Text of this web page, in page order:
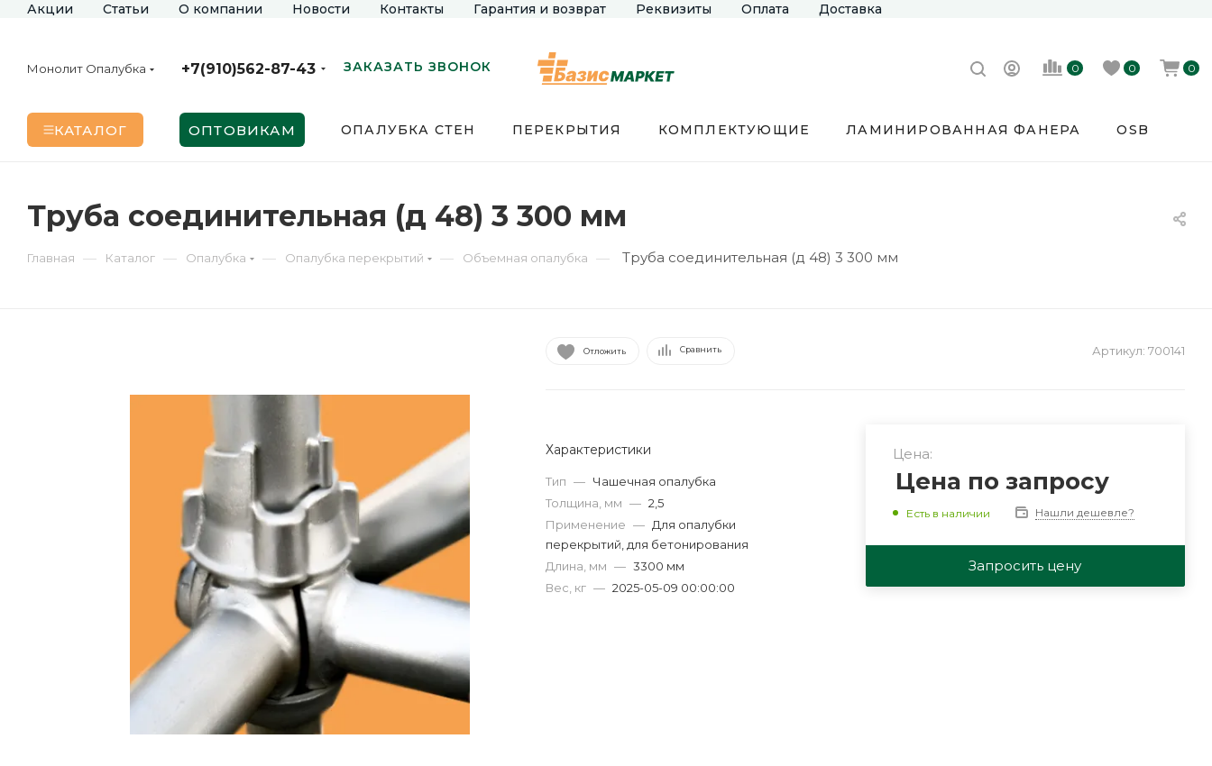
Акции Статьи О компании Новости Контакты Гарантия и возврат Реквизиты Оплата Доставка
Монолит Опалубка +7(910)562-87-43 ЗАКАЗАТЬ ЗВОНОК 0 0 0
КАТАЛОГ ОПТОВИКАМ ОПАЛУБКА СТЕН ПЕРЕКРЫТИЯ КОМПЛЕКТУЮЩИЕ ЛАМИНИРОВАННАЯ ФАНЕРА OSB
Труба соединительная (д 48) 3 300 мм
Главная — Каталог — Опалубка — Опалубка перекрытий — Объемная опалубка — Труба соединительная (д 48) 3 300 мм
Отложить Сравнить Артикул: 700141
Характеристики
Тип — Чашечная опалубка
Толщина, мм — 2,5
Применение — Для опалубки
перекрытий, для бетонирования
Длина, мм — 3300 мм
Вес, кг — 2025-05-09 00:00:00
Цена:
Цена по запросу
Есть в наличии Нашли дешевле?
Запросить цену